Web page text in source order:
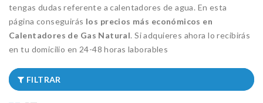
tengas dudas referente a calentadores de agua. En esta
página conseguirás los precios más económicos en
Calentadores de Gas Natural. Si adquieres ahora lo recibirás
en tu domicilio en 24-48 horas laborables
FILTRAR